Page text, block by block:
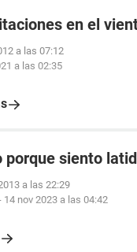
en el
a las 07:12
a las 02:35
porque siento
a las 22:29
14 nov 2023 a las 04:42